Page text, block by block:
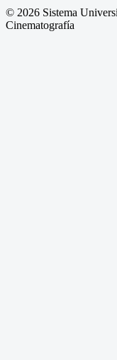
© 2026 Sistema
Cinematografía